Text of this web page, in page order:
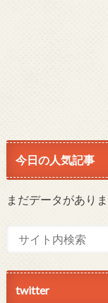
今日の人気記事
まだデータがありま
twitter